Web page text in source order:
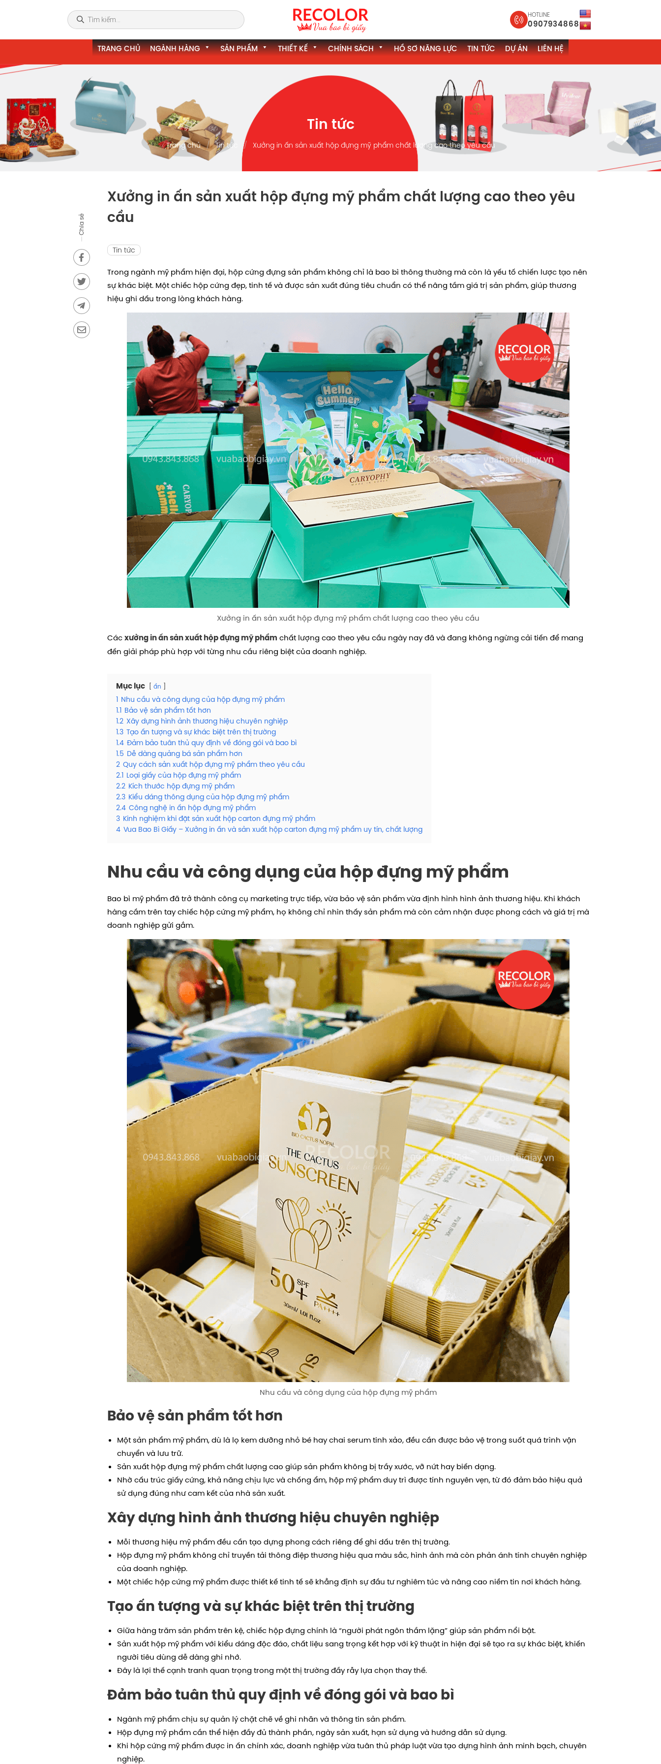
HOTLINE
0907934868
TRANG CHỦ NGÀNH HÀNG SẢN PHẨM THIẾT KẾ CHÍNH SÁCH HỒ SƠ NĂNG LỰC TIN TỨC DỰ ÁN LIÊN HỆ
Tin tức
Trang chủ Tin tức Xưởng in ấn sản xuất hộp đựng mỹ phẩm chất lượng cao theo yêu cầu
Chia sẻ
Xưởng in ấn sản xuất hộp đựng mỹ phẩm chất lượng cao theo yêu
cầu
Tin tức
Trong ngành mỹ phẩm hiện đại, hộp cứng đựng sản phẩm không chỉ là bao bì thông thường mà còn là yếu tố chiến lược tạo nên
sự khác biệt. Một chiếc hộp cứng đẹp, tinh tế và được sản xuất đúng tiêu chuẩn có thể nâng tầm giá trị sản phẩm, giúp thương
hiệu ghi dấu trong lòng khách hàng.
Xưởng in ấn sản xuất hộp đựng mỹ phẩm chất lượng cao theo yêu cầu
Các xưởng in ấn sản xuất hộp đựng mỹ phẩm chất lượng cao theo yêu cầu ngày nay đã và đang không ngừng cải tiến để mang
đến giải pháp phù hợp với từng nhu cầu riêng biệt của doanh nghiệp.
Mục lục ẩn
1 Nhu cầu và công dụng của hộp đựng mỹ phẩm
1.1 Bảo vệ sản phẩm tốt hơn
1.2 Xây dựng hình ảnh thương hiệu chuyên nghiệp
1.3 Tạo ấn tượng và sự khác biệt trên thị trường
1.4 Đảm bảo tuân thủ quy định về đóng gói và bao bì
1.5 Dễ dàng quảng bá sản phẩm hơn
2 Quy cách sản xuất hộp đựng mỹ phẩm theo yêu cầu
2.1 Loại giấy của hộp đựng mỹ phẩm
2.2 Kích thước hộp đựng mỹ phẩm
2.3 Kiểu dáng thông dụng của hộp đựng mỹ phẩm
2.4 Công nghệ in ấn hộp đựng mỹ phẩm
3 Kinh nghiệm khi đặt sản xuất hộp carton đựng mỹ phẩm
4 Vua Bao Bì Giấy – Xưởng in ấn và sản xuất hộp carton đựng mỹ phẩm uy tín, chất lượng
Nhu cầu và công dụng của hộp đựng mỹ phẩm
Bao bì mỹ phẩm đã trở thành công cụ marketing trực tiếp, vừa bảo vệ sản phẩm vừa định hình hình ảnh thương hiệu. Khi khách
hàng cầm trên tay chiếc hộp cứng mỹ phẩm, họ không chỉ nhìn thấy sản phẩm mà còn cảm nhận được phong cách và giá trị mà
doanh nghiệp gửi gắm.
Nhu cầu và công dụng của hộp đựng mỹ phẩm
Bảo vệ sản phẩm tốt hơn
Một sản phẩm mỹ phẩm, dù là lọ kem dưỡng nhỏ bé hay chai serum tinh xảo, đều cần được bảo vệ trong suốt quá trình vận
chuyển và lưu trữ.
Sản xuất hộp đựng mỹ phẩm chất lượng cao giúp sản phẩm không bị trầy xước, vỡ nứt hay biến dạng.
Nhờ cấu trúc giấy cứng, khả năng chịu lực và chống ẩm, hộp mỹ phẩm duy trì được tính nguyên vẹn, từ đó đảm bảo hiệu quả
sử dụng đúng như cam kết của nhà sản xuất.
Xây dựng hình ảnh thương hiệu chuyên nghiệp
Mỗi thương hiệu mỹ phẩm đều cần tạo dựng phong cách riêng để ghi dấu trên thị trường.
Hộp đựng mỹ phẩm không chỉ truyền tải thông điệp thương hiệu qua màu sắc, hình ảnh mà còn phản ánh tính chuyên nghiệp
của doanh nghiệp.
Một chiếc hộp cứng mỹ phẩm được thiết kế tinh tế sẽ khẳng định sự đầu tư nghiêm túc và nâng cao niềm tin nơi khách hàng.
Tạo ấn tượng và sự khác biệt trên thị trường
Giữa hàng trăm sản phẩm trên kệ, chiếc hộp đựng chính là “người phát ngôn thầm lặng” giúp sản phẩm nổi bật.
Sản xuất hộp mỹ phẩm với kiểu dáng độc đáo, chất liệu sang trọng kết hợp với kỹ thuật in hiện đại sẽ tạo ra sự khác biệt, khiến
người tiêu dùng dễ dàng ghi nhớ.
Đây là lợi thế cạnh tranh quan trọng trong một thị trường đầy rẫy lựa chọn thay thế.
Đảm bảo tuân thủ quy định về đóng gói và bao bì
Ngành mỹ phẩm chịu sự quản lý chặt chẽ về ghi nhãn và thông tin sản phẩm.
Hộp đựng mỹ phẩm cần thể hiện đầy đủ thành phần, ngày sản xuất, hạn sử dụng và hướng dẫn sử dụng.
Khi hộp cứng mỹ phẩm được in ấn chính xác, doanh nghiệp vừa tuân thủ pháp luật vừa tạo dựng hình ảnh minh bạch, chuyên
nghiệp.